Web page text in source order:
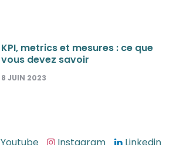
KPI, metrics et mesures : ce que
vous devez savoir
8 JUIN 2023